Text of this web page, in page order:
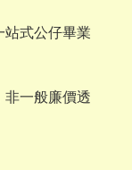
式公仔畢業
一般廉價透